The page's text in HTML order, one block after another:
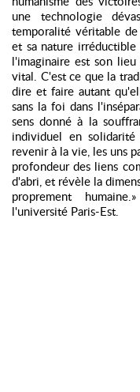
une technologie
temporalité véritable
et sa nature
l'imaginaire est son
vital. C'est ce que la
dire et faire autant
sans la foi dans
sens donné à la
individuel en
revenir à la vie, les uns
profondeur des liens
d'abri, et révèle la
proprement
l'université Paris-Est.